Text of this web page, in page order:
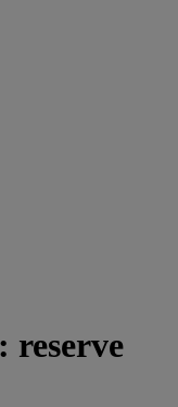
reserve